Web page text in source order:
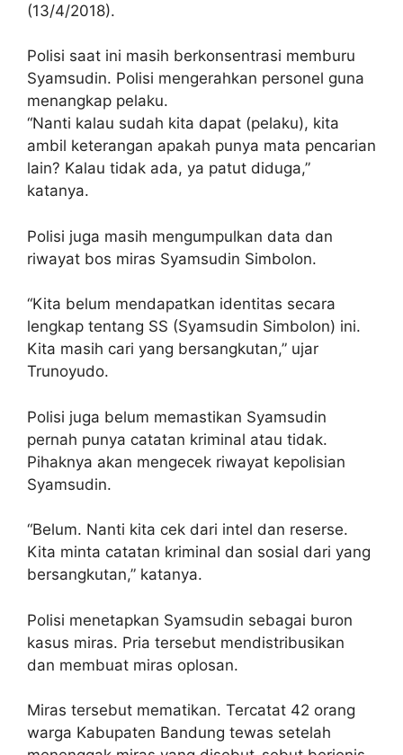
(13/4/2018).
Polisi saat ini masih berkonsentrasi memburu
Syamsudin. Polisi mengerahkan personel guna
menangkap pelaku.
“Nanti kalau sudah kita dapat (pelaku), kita
ambil keterangan apakah punya mata pencarian
lain? Kalau tidak ada, ya patut diduga,”
katanya.
Polisi juga masih mengumpulkan data dan
riwayat bos miras Syamsudin Simbolon.
“Kita belum mendapatkan identitas secara
lengkap tentang SS (Syamsudin Simbolon) ini.
Kita masih cari yang bersangkutan,” ujar
Trunoyudo.
Polisi juga belum memastikan Syamsudin
pernah punya catatan kriminal atau tidak.
Pihaknya akan mengecek riwayat kepolisian
Syamsudin.
“Belum. Nanti kita cek dari intel dan reserse.
Kita minta catatan kriminal dan sosial dari yang
bersangkutan,” katanya.
Polisi menetapkan Syamsudin sebagai buron
kasus miras. Pria tersebut mendistribusikan
dan membuat miras oplosan.
Miras tersebut mematikan. Tercatat 42 orang
warga Kabupaten Bandung tewas setelah